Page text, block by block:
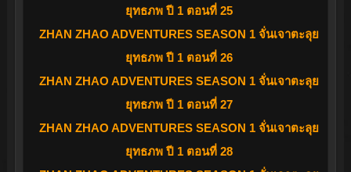
ยุทธภพ ปี 1 ตอนที่ 25
ZHAN ZHAO ADVENTURES SEASON 1 จั่นเจาตะลุย
ยุทธภพ ปี 1 ตอนที่ 26
ZHAN ZHAO ADVENTURES SEASON 1 จั่นเจาตะลุย
ยุทธภพ ปี 1 ตอนที่ 27
ZHAN ZHAO ADVENTURES SEASON 1 จั่นเจาตะลุย
ยุทธภพ ปี 1 ตอนที่ 28